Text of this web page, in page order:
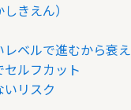
きえん）
ベルで進むから衰え
ルフカット
リスク